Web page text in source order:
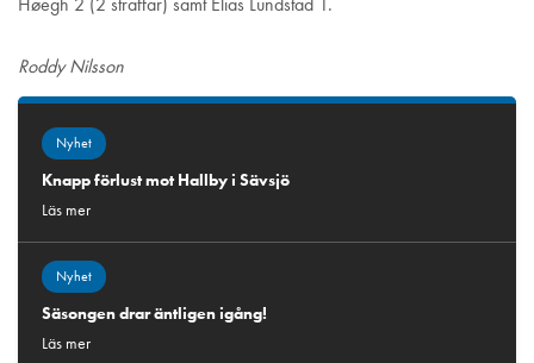
Roddy Nilsson
Nyhet
Knapp förlust mot Hallby i Sävsjö
Läs mer
Nyhet
Säsongen drar äntligen igång!
Läs mer